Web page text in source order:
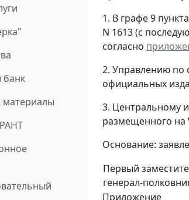
1. В графе 9
N 1613 (с
согласно
2. Управлению по
официальных
3. Центральному
размещенного на
Основание:
Первый
генерал-
Приложение